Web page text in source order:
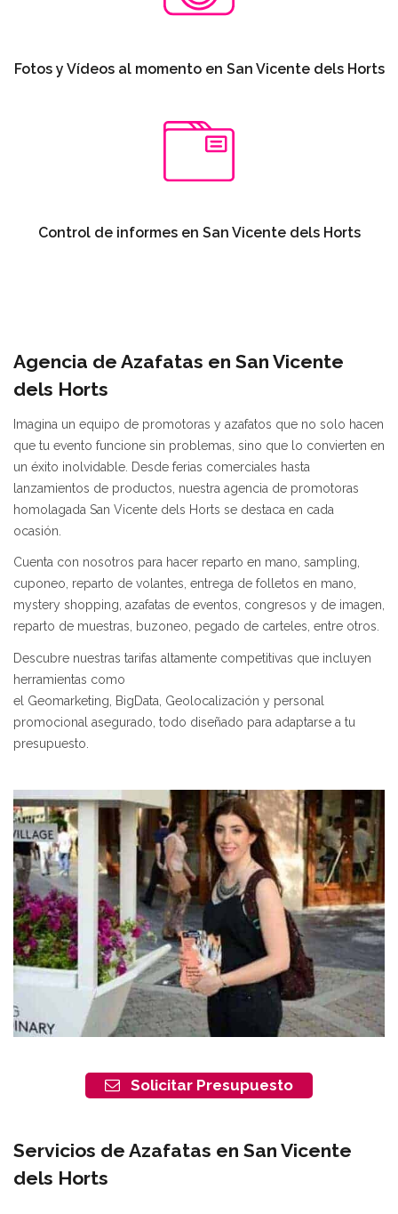
Fotos y Vídeos al momento en San Vicente dels Horts
Control de informes en San Vicente dels Horts
Agencia de Azafatas en San Vicente
dels Horts
Imagina un equipo de promotoras y azafatos que no solo hacen
que tu evento funcione sin problemas, sino que lo convierten en
un éxito inolvidable. Desde ferias comerciales hasta
lanzamientos de productos, nuestra agencia de promotoras
homolagada San Vicente dels Horts se destaca en cada
ocasión.
Cuenta con nosotros para hacer reparto en mano, sampling,
cuponeo, reparto de volantes, entrega de folletos en mano,
mystery shopping, azafatas de eventos, congresos y de imagen,
reparto de muestras, buzoneo, pegado de carteles, entre otros.
Descubre nuestras tarifas altamente competitivas que incluyen
herramientas como
el Geomarketing, BigData, Geolocalización y personal
promocional asegurado, todo diseñado para adaptarse a tu
presupuesto.
Solicitar Presupuesto
Servicios de Azafatas en San Vicente
dels Horts